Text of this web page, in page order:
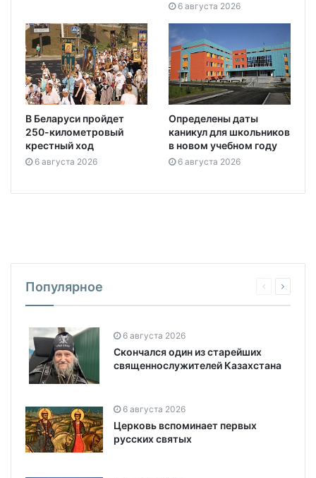
6 августа 2026
В Беларуси пройдет
250-километровый
крестный ход
6 августа 2026
Определены даты
каникул для школьников
в новом учебном году
6 августа 2026
Популярное
6 августа 2026
Скончался один из старейших
священнослужителей Казахстана
6 августа 2026
Церковь вспоминает первых
русских святых